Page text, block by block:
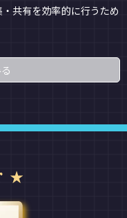
共有を効率的に行うため